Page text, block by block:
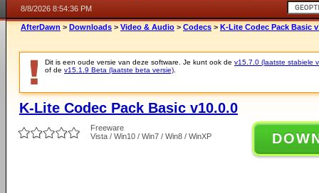
8/8/2026 8:54:36 PM
AfterDawn > Downloads > Video & Audio > Codecs > K-Lite Codec Pack Basic
Dit is een oude versie van deze software. Je kunt ook de v15.7.0 (laatste stabiele
of de v15.1.9 Beta (laatste beta versie)
K-Lite Codec Pack Basic v10.0.0
Freeware
Vista / Win10 / Win7 / Win8 / WinXP